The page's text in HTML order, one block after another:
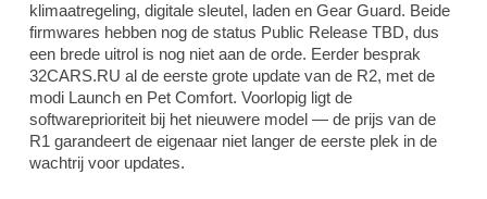
klimaatregeling, digitale sleutel, laden en Gear Guard. Beide
firmwares hebben nog de status Public Release TBD, dus
een brede uitrol is nog niet aan de orde. Eerder besprak
32CARS.RU al de eerste grote update van de R2, met de
modi Launch en Pet Comfort. Voorlopig ligt de
softwareprioriteit bij het nieuwere model — de prijs van de
R1 garandeert de eigenaar niet langer de eerste plek in de
wachtrij voor updates.